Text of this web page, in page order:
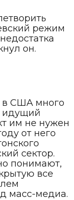
режим
он.
в США много
идущий
им не нужен
от него
сектор.
понимают,
все
масс-медиа.